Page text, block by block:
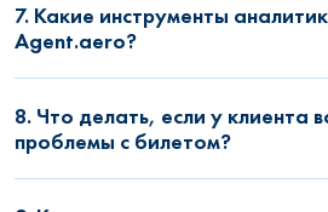
7. Какие инструменты
Agent.aero?
8. Что делать, если у клиента
проблемы с билетом?